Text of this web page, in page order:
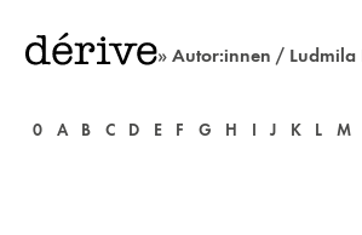
0 A B C D E F G H I J K L M